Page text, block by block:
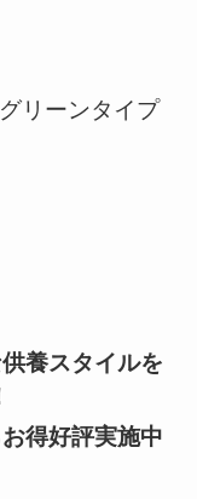
リーンタイプ
養スタイルを
得好評実施中